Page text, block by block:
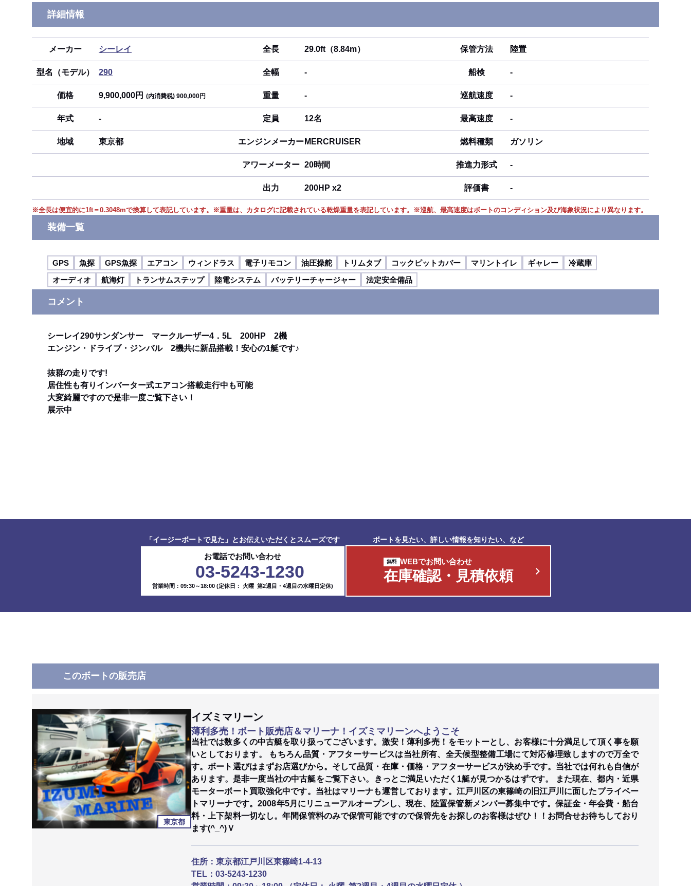
詳細情報
メーカー シーレイ
型名（モデル） 290
価格 9,900,000円 (内消費税) 900,000円
年式 -
地域 東京都
全長 29.0ft（8.84m）
全幅 -
重量 -
定員 12名
エンジンメーカー MERCRUISER
アワーメーター 20時間
出力 200HP x2
保管方法 陸置
船検 -
巡航速度 -
最高速度 -
燃料種類 ガソリン
推進力形式 -
評価書 -
※全長は便宜的に1ft＝0.3048mで換算して表記しています。 ※重量は、カタログに記載されている乾燥重量を表記しています。 ※巡航、最高速度はボートのコンディション及び海象状況により異なります。
装備一覧
GPS 魚探 GPS魚探 エアコン ウィンドラス 電子リモコン 油圧操舵 トリムタブ コックピットカバー マリントイレ ギャレー
冷蔵庫
オーディオ
航海灯 トランサムステップ 陸電システム バッテリーチャージャー 法定安全備品
コメント
シーレイ290サンダンサー マークルーザー4．5L 200HP 2機
エンジン・ドライブ・ジンバル 2機共に新品搭載！安心の1艇です♪
抜群の走りです!
居住性も有りインバーター式エアコン搭載走行中も可能
大変綺麗ですので是非一度ご覧下さい！
展示中
「イージーボートで見た」とお伝えいただくとスムーズです
お電話でお問い合わせ
03-5243-1230
営業時間：09:30～18:00 (定休日： 火曜 第2週目・4週目の水曜日定休)
ボートを見たい、詳しい情報を知りたい、など
WEBでお問い合わせ
在庫確認・見積依頼
このボートの販売店
東京都
イズミマリーン
薄利多売！ボート販売店＆マリーナ！イズミマリーンへようこそ
当社では数多くの中古艇を取り扱ってございます。激安！薄利多売！をモットーとし、お客様に十分満足して頂く事を願
いとしております。 もちろん品質・アフターサービスは当社所有、全天候型整備工場にて対応修理致しますので万全で
す。ボート選びはまずお店選びから。そして品質・在庫・価格・アフターサービスが決め手です。当社では何れも自信が
あります。是非一度当社の中古艇をご覧下さい。きっとご満足いただく1艇が見つかるはずです。 また現在、都内・近県
モーターボート買取強化中です。当社はマリーナも運営しております。江戸川区の東篠崎の旧江戸川に面したプライベー
トマリーナです。2008年5月にリニューアルオープンし、現在、陸置保管新メンバー募集中です。保証金・年会費・船台
料・上下架料一切なし。年間保管料のみで保管可能ですので保管先をお探しのお客様はぜひ！！お問合せお待ちしており
ます(^_^)Ｖ
住所： 東京都江戸川区東篠崎1-4-13
TEL： 03-5243-1230